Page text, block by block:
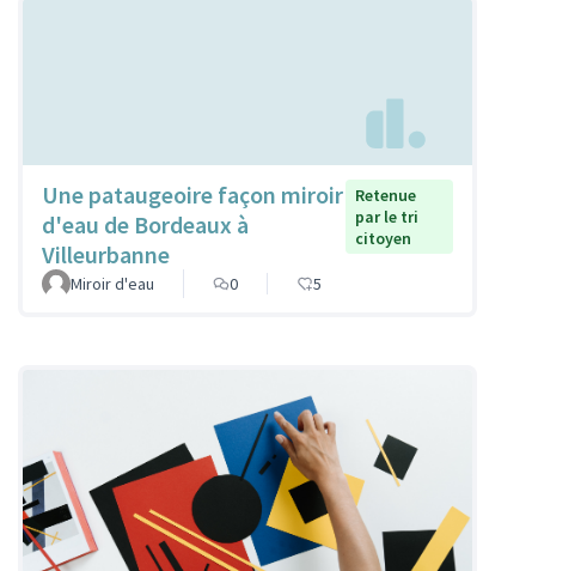
Une pataugeoire façon miroir
d'eau de Bordeaux à
Villeurbanne
Retenue
par le tri
citoyen
Miroir d'eau 0 5